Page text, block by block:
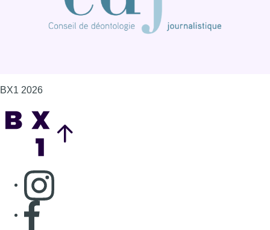
BX1 2026
Consulter page Instagram
Consulter page Facebook